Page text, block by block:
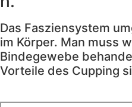
Das Fasziensystem
im Körper. Man muss
Bindegewebe
Vorteile des Cupping